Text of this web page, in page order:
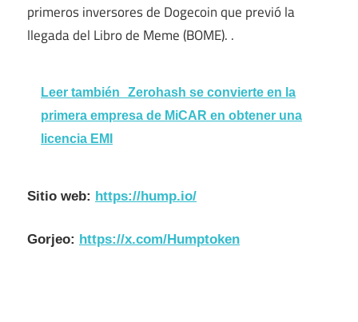
primeros inversores de Dogecoin que previó la
llegada del Libro de Meme (BOME). .
Leer también
Zerohash se convierte en la
primera empresa de MiCAR en obtener una
licencia EMI
Sitio web: https://hump.io/
Gorjeo: https://x.com/Humptoken